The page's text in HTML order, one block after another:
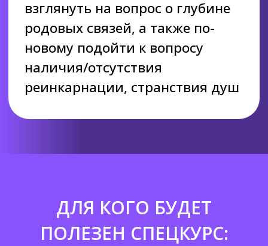
ДЛЯ КОГО БУДЕТ
ПОЛЕЗЕН СПЕЦКУРС: